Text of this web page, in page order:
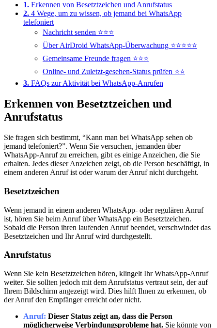
1. Erkennen von Besetztzeichen und Anrufstatus
2. 4 Wege, um zu wissen, ob jemand bei WhatsApp
telefoniert
Nachricht senden ⭐⭐⭐
Über AirDroid WhatsApp-Überwachung ⭐⭐⭐⭐⭐
Gemeinsame Freunde fragen ⭐⭐⭐
Online- und Zuletzt-gesehen-Status prüfen ⭐⭐
3. FAQs zur Aktivität bei WhatsApp-Anrufen
Erkennen von Besetztzeichen und
Anrufstatus
Sie fragen sich bestimmt, “Kann man bei WhatsApp sehen ob
jemand telefoniert?”. Wenn Sie versuchen, jemanden über
WhatsApp-Anruf zu erreichen, gibt es einige Anzeichen, die Sie
erhalten. Jedes dieser Anzeichen zeigt, ob die Person beschäftigt, in
einem anderen Anruf ist oder warum der Anruf nicht durchgeht.
Besetztzeichen
Wenn jemand in einem anderen WhatsApp- oder regulären Anruf
ist, hören Sie beim Anruf über WhatsApp ein Besetztzeichen.
Sobald die Person ihren laufenden Anruf beendet, verschwindet das
Besetztzeichen und Ihr Anruf wird durchgestellt.
Anrufstatus
Wenn Sie kein Besetztzeichen hören, klingelt Ihr WhatsApp-Anruf
weiter. Sie sollten jedoch mit dem Anrufstatus vertraut sein, der auf
Ihrem Bildschirm angezeigt wird. Dies hilft Ihnen zu erkennen, ob
der Anruf den Empfänger erreicht oder nicht.
Anruf: Dieser Status zeigt an, dass die Person
möglicherweise Verbindungsprobleme hat. Sie könnte von